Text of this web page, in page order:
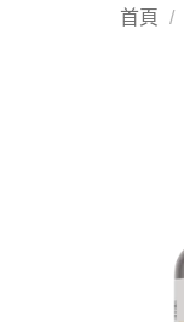
首頁 /